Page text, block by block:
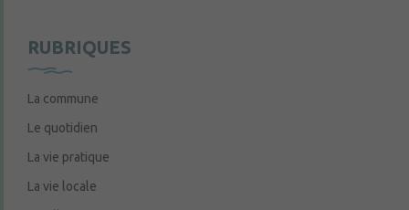
RUBRIQUES
La commune
Le quotidien
La vie pratique
La vie locale